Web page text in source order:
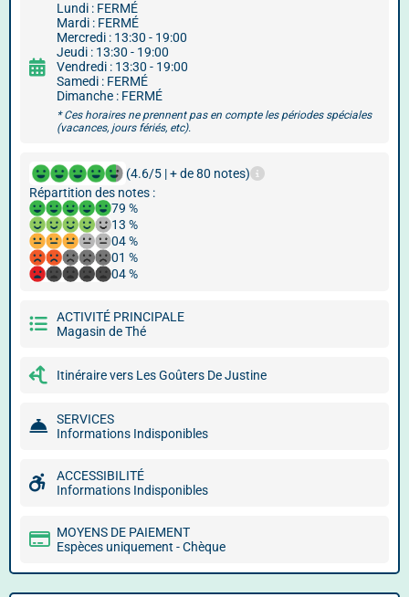
Lundi : FERMÉ
Mardi : FERMÉ
Mercredi : 13:30 - 19:00
Jeudi : 13:30 - 19:00
Vendredi : 13:30 - 19:00
Samedi : FERMÉ
Dimanche : FERMÉ
* Ces horaires ne prennent pas en compte les périodes spéciales
(vacances, jours fériés, etc).
(4.6/5 | + de 80 notes)
Répartition des notes :
79 %
13 %
04 %
01 %
04 %
ACTIVITÉ PRINCIPALE
Magasin de Thé
Itinéraire vers Les Goûters De Justine
SERVICES
Informations Indisponibles
ACCESSIBILITÉ
Informations Indisponibles
MOYENS DE PAIEMENT
Espèces uniquement - Chèque